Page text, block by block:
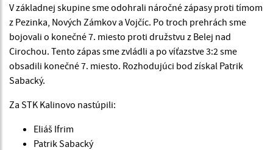
V základnej skupine sme odohrali náročné zápasy proti tímom
z Pezinka, Nových Zámkov a Vojčíc. Po troch prehrách sme
bojovali o konečné 7. miesto proti družstvu z Belej nad
Cirochou. Tento zápas sme zvládli a po víťazstve 3:2 sme
obsadili konečné 7. miesto. Rozhodujúci bod získal Patrik
Sabacký.
Za STK Kalinovo nastúpili:
Eliáš Ifrim
Patrik Sabacký